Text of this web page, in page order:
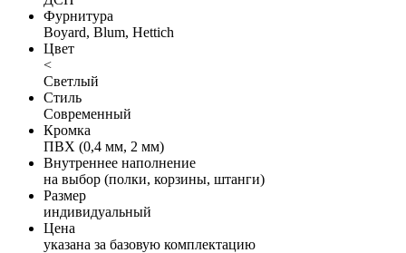
Фурнитура
Boyard, Blum, Hettich
Цвет
<
Светлый
Стиль
Современный
Кромка
ПВХ (0,4 мм, 2 мм)
Внутреннее наполнение
на выбор (полки, корзины, штанги)
Размер
индивидуальный
Цена
указана за базовую комплектацию